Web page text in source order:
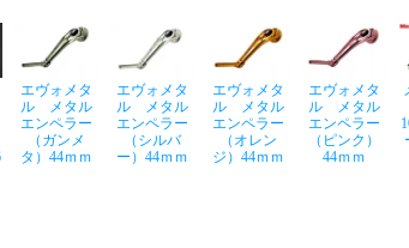
エヴォメタ
ル メタル
エンペラー
（ガンメ
タ）44ｍｍ
エヴォメタ
ル メタル
エンペラー
（シルバ
ー）44ｍｍ
エヴォメタ
ル メタル
エンペラー
（オレン
ジ）44ｍｍ
エヴォメタ
ル メタル
エンペラー
（ピンク）
44ｍｍ